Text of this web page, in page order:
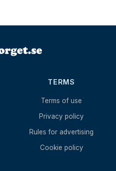
TERMS
Terms of use
Privacy policy
Rules for advertising
Cookie policy